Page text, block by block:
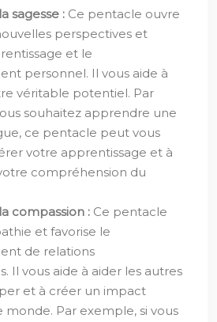
sagesse : Ce pentacle ouvre
perspectives et
et le
personnel. Il vous aide à
véritable potentiel. Par
souhaitez apprendre une
ce pentacle peut vous
votre apprentissage et à
compréhension du
compassion : Ce pentacle
et favorise le
de relations
Il vous aide à aider les autres
et à créer un impact
monde. Par exemple, si vous